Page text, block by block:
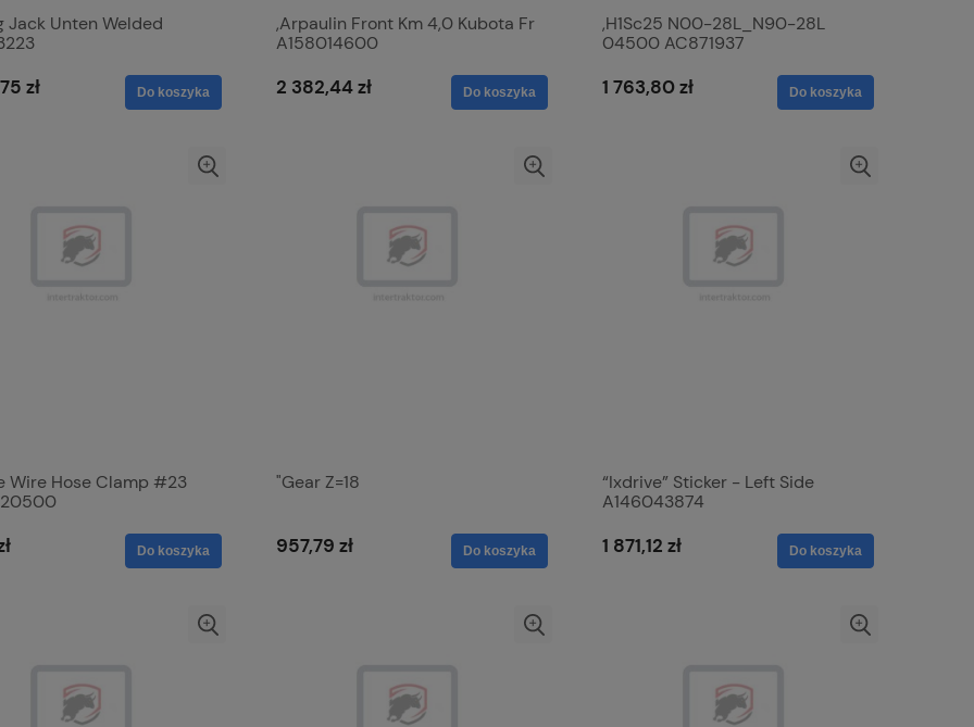
Jack Unten Welded
zł Do koszyka
,Arpaulin Front Km 4,0 Kubota Fr
A158014600
2 382,44 zł Do koszyka
,H1Sc25 N00-28L_N90-28L
04500 AC871937
1 763,80 zł Do koszyka
Wire Hose Clamp #23
Do koszyka
"Gear Z=18
957,79 zł Do koszyka
“Ixdrive” Sticker - Left Side
A146043874
1 871,12 zł Do koszyka